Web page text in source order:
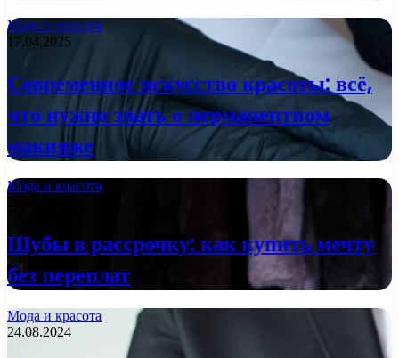
Мода и красота
17.04.2025
Современное искусство красоты: всё,
что нужно знать о перманентном
макияже
Мода и красота
Шубы в рассрочку: как купить мечту
без переплат
Мода и красота
24.08.2024